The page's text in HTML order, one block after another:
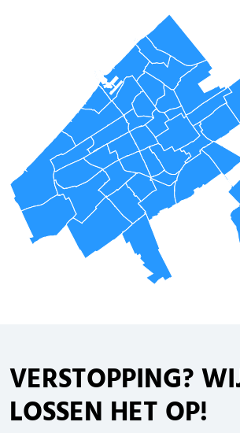
VERSTOPPING?
LOSSEN HET OP!